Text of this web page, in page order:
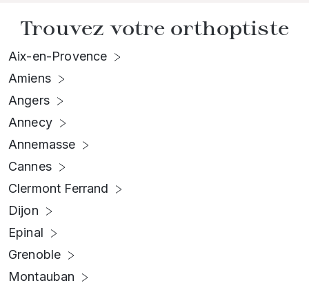
Trouvez votre orthoptiste
Aix-en-Provence
Amiens
Angers
Annecy
Annemasse
Cannes
Clermont Ferrand
Dijon
Epinal
Grenoble
Montauban